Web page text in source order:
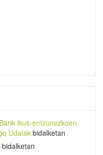
ikus-entzunezkoen
Udalak bidalketan
bidalketan